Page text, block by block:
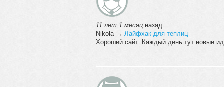
11 лет 1 месяц назад
Nikola → Лайфхак для теплиц
Хороший сайт. Каждый день тут новые